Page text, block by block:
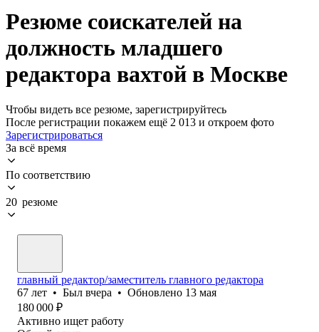
Резюме соискателей на
должность младшего
редактора вахтой в Москве
Чтобы видеть все резюме, зарегистрируйтесь
После регистрации покажем ещё 2 013 и откроем фото
Зарегистрироваться
За всё время
По соответствию
20 резюме
главный редактор/заместитель главного редактора
67 лет • Был вчера • Обновлено 13 мая
180 000 ₽
Активно ищет работу